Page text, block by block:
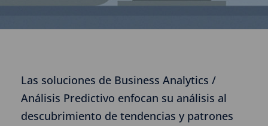
Las soluciones de Business Analytics /
Análisis Predictivo enfocan su análisis al
descubrimiento de tendencias y patrones